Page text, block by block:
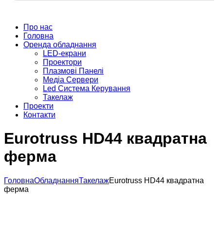
Про нас
Головна
Оренда обладнання
LED-екрани
Проектори
Плазмові Панелі
Медіа Сервери
Led Система Керування
Такелаж
Проекти
Контакти
Eurotruss HD44 квадратна
ферма
ГоловнаОбладнанняТакелажEurotruss HD44 квадратна
ферма